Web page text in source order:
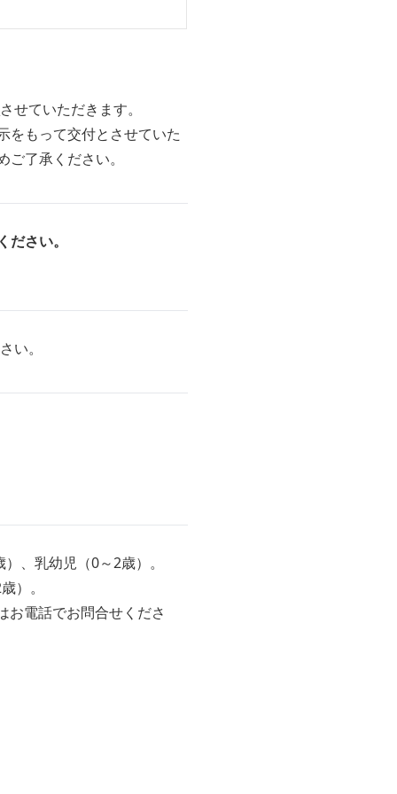
させていただきます。
をもって交付とさせていた
了承ください。
さい。
い。
、乳幼児（0～2歳）。
）。
電話でお問合せくださ